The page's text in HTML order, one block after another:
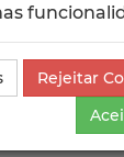
Maria
Rejeitar